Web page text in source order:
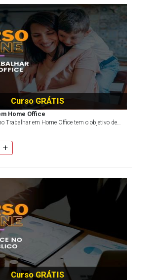
Curso GRÁTIS
Home Office
Trabalhar em Home Office tem o objetivo de
a todos que optaram por ess...
+
Curso GRÁTIS